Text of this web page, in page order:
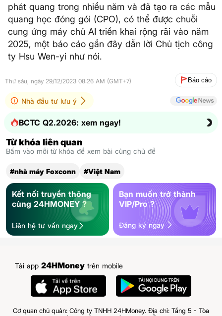
phát quang trong nhiều năm và đã tạo ra các mẫu
quang học đóng gói (CPO), có thể được chuỗi
cung ứng máy chủ AI triển khai rộng rãi vào năm
2025, một báo cáo gần đây dẫn lời Chủ tịch công
ty Hsu Wen-yi như nói.
Thứ sáu, ngày 29/12/2023 08:26 AM (GMT+7) Báo cáo
Nhà đầu tư lưu ý
BCTC Q2.2026: xem ngay!
Từ khóa liên quan
Bấm vào mỗi từ khóa để xem bài cùng chủ đề
#nhà máy Foxconn #Việt Nam
Kết nối truyền thông
cùng 24HMONEY ?
Liên hệ tư vấn ngay
Bạn muốn trở thành
VIP/Pro ?
Đăng ký ngay
Tải app 24HMoney trên mobile
Cơ quan chủ quản: Công ty TNHH 24HMoney. Địa chỉ: Tầng 5 - Tòa